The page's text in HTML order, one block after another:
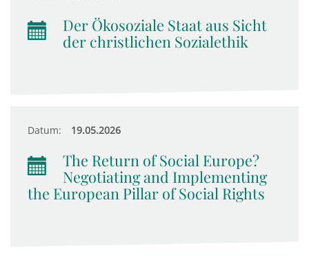
Der Ökosoziale Staat aus Sicht
der christlichen Sozialethik
Datum: 19.05.2026
The Return of Social Europe?
Negotiating and Implementing
the European Pillar of Social Rights